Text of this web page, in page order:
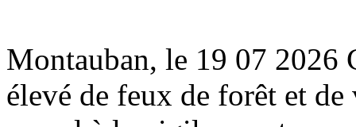
Montauban, le 19 07 2026
élevé de feux de forêt et